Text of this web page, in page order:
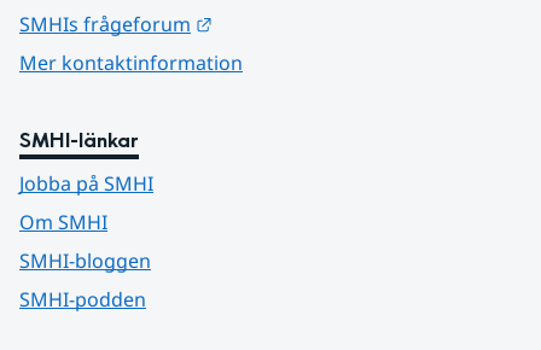
SMHIs frågeforum
Mer kontaktinformation
SMHI-länkar
Jobba på SMHI
Om SMHI
SMHI-bloggen
SMHI-podden